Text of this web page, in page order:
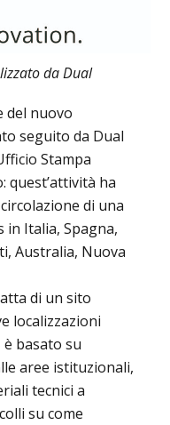
da Dual
del nuovo
seguito da Dual
Stampa
quest’attività ha
di una
in Italia, Spagna,
Australia, Nuova
di un sito
localizzazioni
basato su
aree istituzionali,
tecnici a
su come